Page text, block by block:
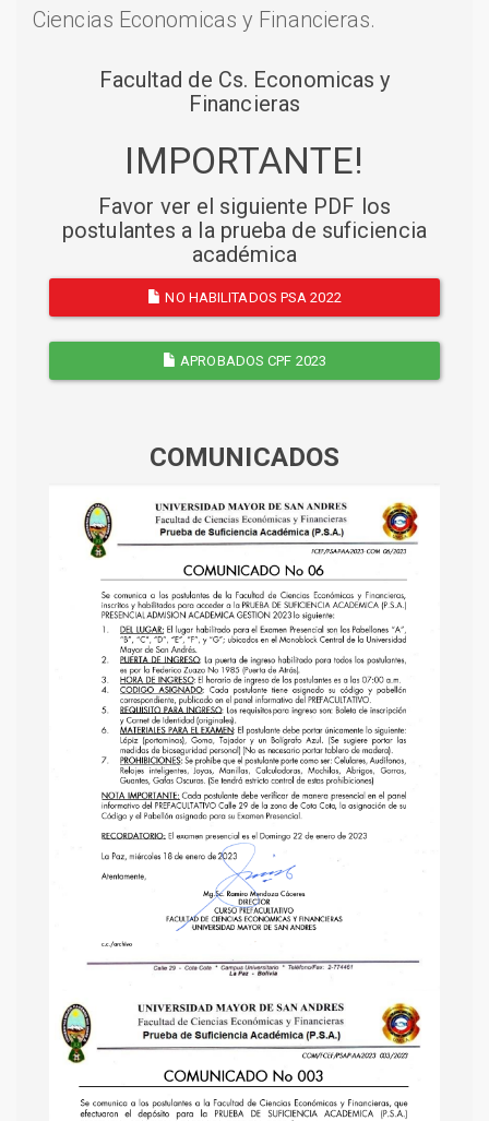
Ciencias Economicas y Financieras.
Facultad de Cs. Economicas y
Financieras
IMPORTANTE!
Favor ver el siguiente PDF los
postulantes a la prueba de suficiencia
académica
NO HABILITADOS PSA 2022
APROBADOS CPF 2023
COMUNICADOS